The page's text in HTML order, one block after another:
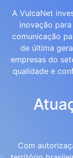
A VulcaNet
inovação
comunicação
de última
empresas do
qualidade e
Com